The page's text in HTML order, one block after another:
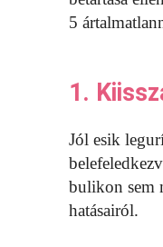
5
1.
Jól esik
bulikon sem
hatásairól.